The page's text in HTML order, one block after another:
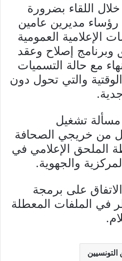
اللقاء بضرورة
مديرين عامين
العمومية
وبرنامج إصلاح وعقد
مع حالة التسميات
الوقتية والتي تحول دون
مسألة تشغيل
من خريجي الصحافة
الملحق الإعلامي في
والجهوية.
على برمجة
في الملفات المعطلة
التونسيين